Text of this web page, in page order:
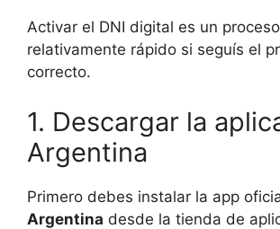
Activar el DNI digital es un proceso
relativamente rápido si seguís el
correcto.
1. Descargar la
Argentina
Primero debes instalar la app
Argentina desde la tienda de